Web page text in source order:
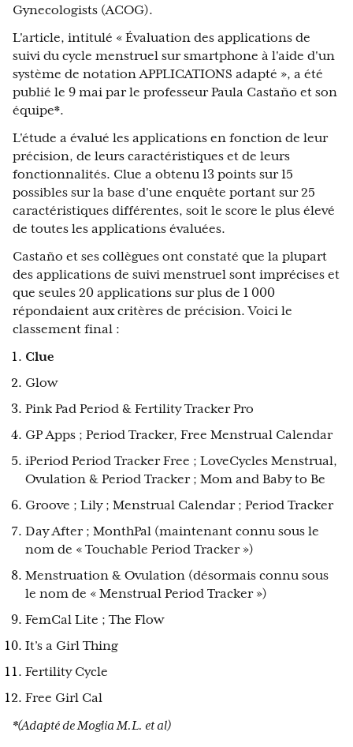
Gynecologists (ACOG).
L'article, intitulé « Évaluation des applications de
suivi du cycle menstruel sur smartphone à l'aide d'un
système de notation APPLICATIONS adapté », a été
publié le 9 mai par le professeur Paula Castaño et son
équipe*.
L'étude a évalué les applications en fonction de leur
précision, de leurs caractéristiques et de leurs
fonctionnalités. Clue a obtenu 13 points sur 15
possibles sur la base d'une enquête portant sur 25
caractéristiques différentes, soit le score le plus élevé
de toutes les applications évaluées.
Castaño et ses collègues ont constaté que la plupart
des applications de suivi menstruel sont imprécises et
que seules 20 applications sur plus de 1 000
répondaient aux critères de précision. Voici le
classement final :
Clue
Glow
Pink Pad Period & Fertility Tracker Pro
GP Apps ; Period Tracker, Free Menstrual Calendar
iPeriod Period Tracker Free ; LoveCycles Menstrual,
Ovulation & Period Tracker ; Mom and Baby to Be
Groove ; Lily ; Menstrual Calendar ; Period Tracker
Day After ; MonthPal (maintenant connu sous le
nom de « Touchable Period Tracker »)
Menstruation & Ovulation (désormais connu sous
le nom de « Menstrual Period Tracker »)
FemCal Lite ; The Flow
It’s a Girl Thing
Fertility Cycle
Free Girl Cal
*(Adapté de Moglia M.L. et al)